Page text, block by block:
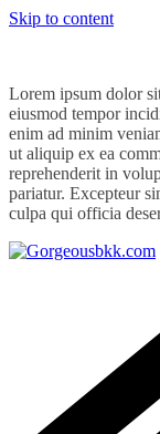
Skip to content
Lorem ipsum dolor
eiusmod tempor
enim ad minim
ut aliquip ex ea
reprehenderit in
pariatur. Excepteur
culpa qui officia